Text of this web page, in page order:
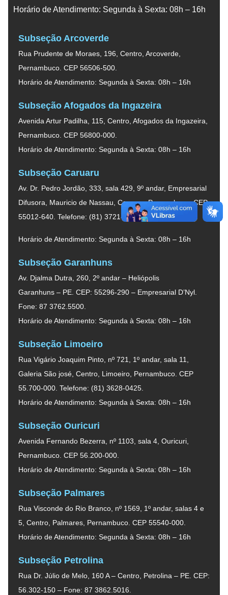
Horário de Atendimento: Segunda à Sexta: 08h – 16h
Subseção Arcoverde
Rua Prudente de Moraes, 196, Centro, Arcoverde,
Pernambuco. CEP 56506-500.
Horário de Atendimento: Segunda à Sexta: 08h – 16h
Subseção Afogados da Ingazeira
Avenida Artur Padilha, 115, Centro, Afogados da Ingazeira,
Pernambuco. CEP 56800-000.
Horário de Atendimento: Segunda à Sexta: 08h – 16h
Subseção Caruaru
Av. Dr. Pedro Jordão, 333, sala 429, 9º andar, Empresarial
Difusora, Mauricio de Nassau, Caruaru, Pernambuco. CEP
55012-640. Telefone: (81) 3721-6226.
Horário de Atendimento: Segunda à Sexta: 08h – 16h
Subseção Garanhuns
Av. Djalma Dutra, 260, 2º andar – Heliópolis
Garanhuns – PE. CEP: 55296-290 – Empresarial D’Nyl.
Fone: 87 3762.5500.
Horário de Atendimento: Segunda à Sexta: 08h – 16h
Subseção Limoeiro
Rua Vigário Joaquim Pinto, nº 721, 1º andar, sala 11,
Galeria São josé, Centro, Limoeiro, Pernambuco. CEP
55.700-000. Telefone: (81) 3628-0425.
Horário de Atendimento: Segunda à Sexta: 08h – 16h
Subseção Ouricuri
Avenida Fernando Bezerra, nº 1103, sala 4, Ouricuri,
Pernambuco. CEP 56.200-000.
Horário de Atendimento: Segunda à Sexta: 08h – 16h
Subseção Palmares
Rua Visconde do Rio Branco, nº 1569, 1º andar, salas 4 e
5, Centro, Palmares, Pernambuco. CEP 55540-000.
Horário de Atendimento: Segunda à Sexta: 08h – 16h
Subseção Petrolina
Rua Dr. Júlio de Melo, 160 A – Centro, Petrolina – PE. CEP:
56.302-150 – Fone: 87 3862.5016.